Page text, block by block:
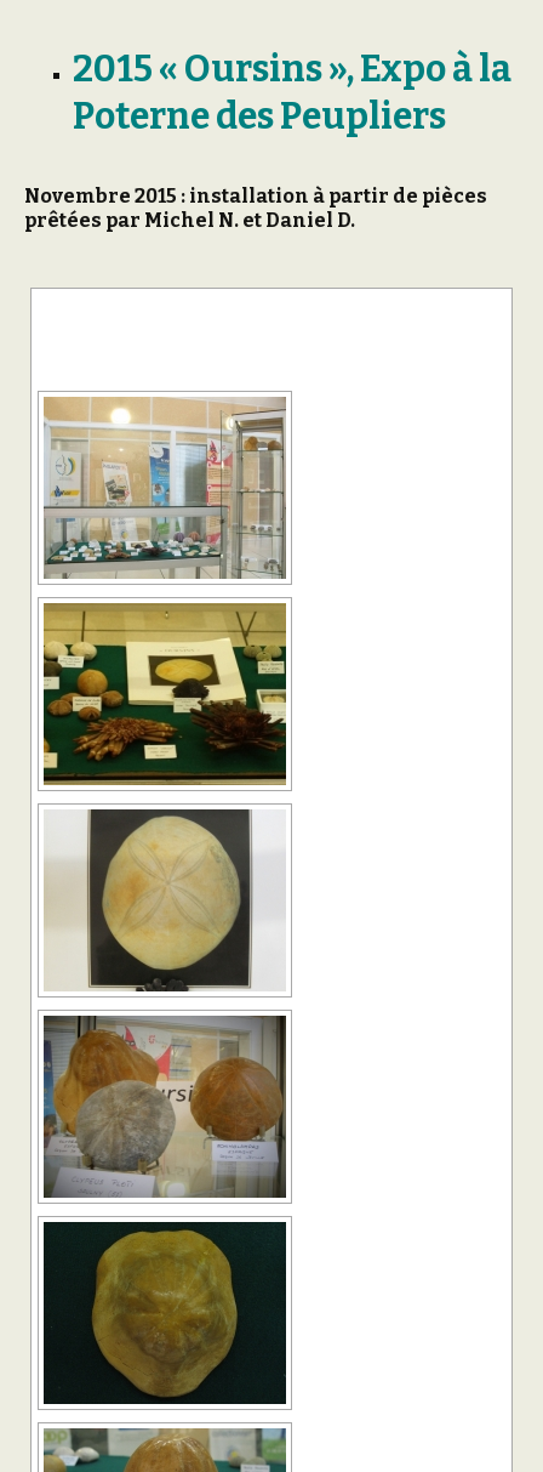
2015 « Oursins »,Expo à la
Poterne des Peupliers
Novembre 2015 : installation à partir de pièces
prêtées par Michel N. et Daniel D.